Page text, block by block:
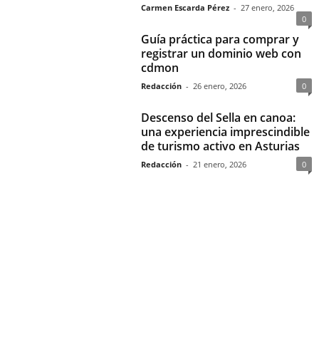
Carmen Escarda Pérez - 27 enero, 2026
0
Guía práctica para comprar y
registrar un dominio web con
cdmon
Redacción - 26 enero, 2026 0
Descenso del Sella en canoa:
una experiencia imprescindible
de turismo activo en Asturias
Redacción - 21 enero, 2026 0